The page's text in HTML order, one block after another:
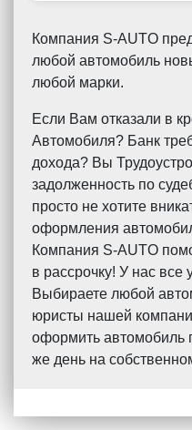
Компания S-AUTO
любой автомобиль
любой марки.
Если Вам отказали в
Автомобиля? Банк
дохода? Вы
задолженность по
просто не хотите
оформления
Компания S-AUTO
в рассрочку! У нас все
Выбираете любой
юристы нашей
оформить автомобиль
же день на